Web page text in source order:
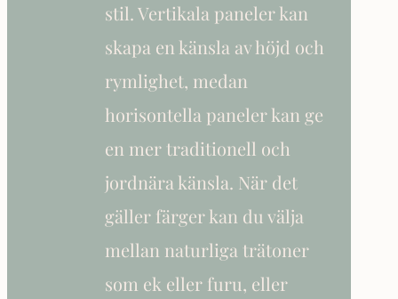
stil. Vertikala paneler kan
skapa en känsla av höjd och
rymlighet, medan
horisontella paneler kan ge
en mer traditionell och
jordnära känsla. När det
gäller färger kan du välja
mellan naturliga trätoner
som ek eller furu, eller